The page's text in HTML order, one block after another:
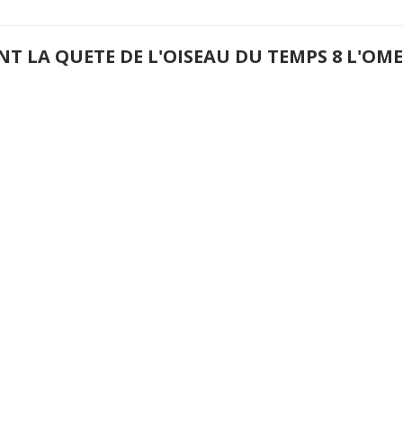
LA QUETE DE L'OISEAU DU TEMPS 8